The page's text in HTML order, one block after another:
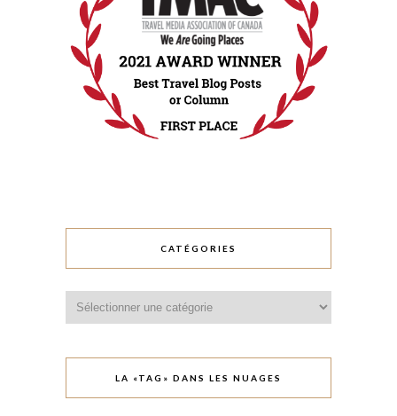
CATÉGORIES
LA «TAG» DANS LES NUAGES